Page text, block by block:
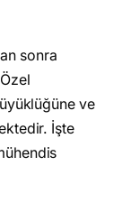
sonra
ve
İşte